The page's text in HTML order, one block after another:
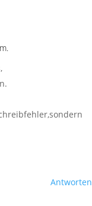
Antworten